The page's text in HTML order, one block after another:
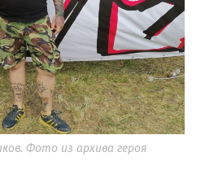
Фото из архива героя